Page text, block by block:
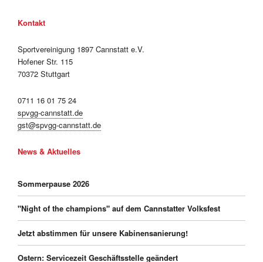
Kontakt
Sportvereinigung 1897 Cannstatt e.V.
Hofener Str. 115
70372 Stuttgart
0711 16 01 75 24
spvgg-cannstatt.de
gst@spvgg-cannstatt.de
News & Aktuelles
Sommerpause 2026
"Night of the champions" auf dem Cannstatter Volksfest
Jetzt abstimmen für unsere Kabinensanierung!
Ostern: Servicezeit Geschäftsstelle geändert